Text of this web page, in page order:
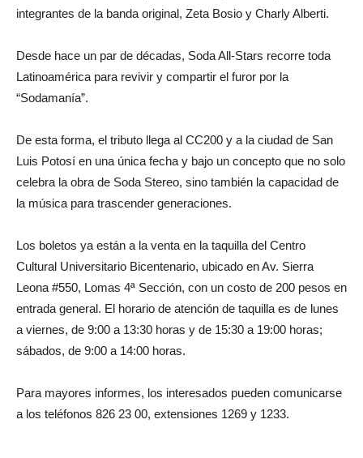
integrantes de la banda original, Zeta Bosio y Charly Alberti.
Desde hace un par de décadas, Soda All-Stars recorre toda
Latinoamérica para revivir y compartir el furor por la
“Sodamanía”.
De esta forma, el tributo llega al CC200 y a la ciudad de San
Luis Potosí en una única fecha y bajo un concepto que no solo
celebra la obra de Soda Stereo, sino también la capacidad de
la música para trascender generaciones.
Los boletos ya están a la venta en la taquilla del Centro
Cultural Universitario Bicentenario, ubicado en Av. Sierra
Leona #550, Lomas 4ª Sección, con un costo de 200 pesos en
entrada general. El horario de atención de taquilla es de lunes
a viernes, de 9:00 a 13:30 horas y de 15:30 a 19:00 horas;
sábados, de 9:00 a 14:00 horas.
Para mayores informes, los interesados pueden comunicarse
a los teléfonos 826 23 00, extensiones 1269 y 1233.